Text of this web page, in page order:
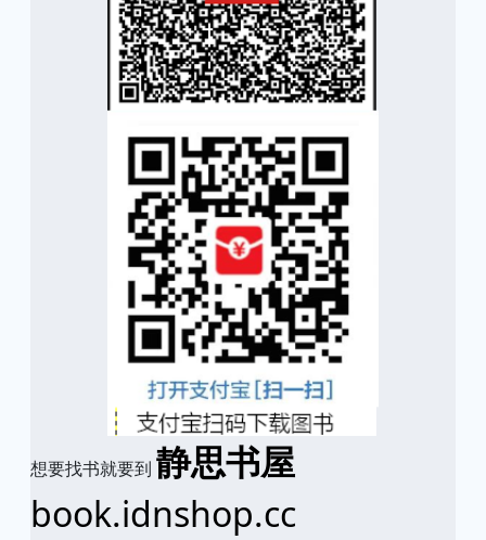
想要找书就要到 静思书屋
book.idnshop.cc